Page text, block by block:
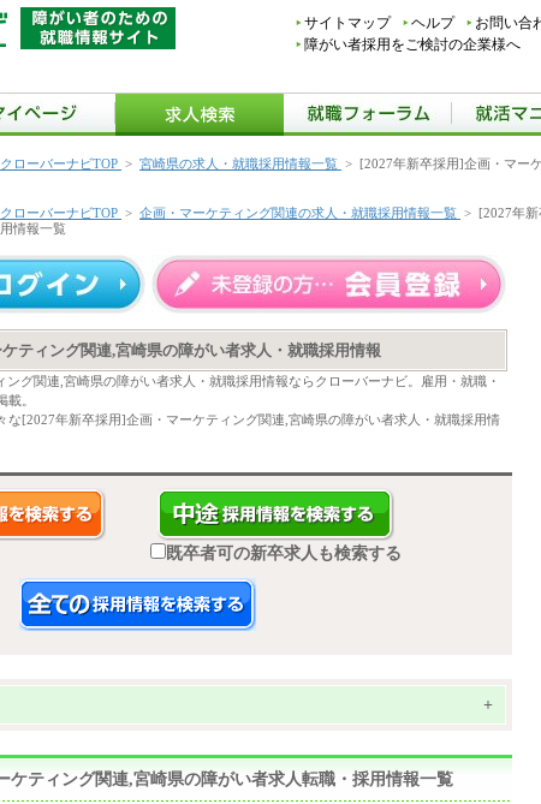
サイトマップ ヘルプ お問い合
障がい者採用をご検討の企業様へ
ローバーナビTOP > 宮崎県の求人・就職採用情報一覧 > [2027年新卒採用]企画・マー
ローバーナビTOP > 企画・マーケティング関連の求人・就職採用情報一覧 > [2027年
情報一覧
ティング関連,宮崎県の障がい者求人・就職採用情報
グ関連,宮崎県の障がい者求人・就職採用情報ならクローバーナビ。雇用・就職・
。
な[2027年新卒採用]企画・マーケティング関連,宮崎県の障がい者求人・就職採用情
既卒者可の新卒求人も検索する
+
ケティング関連,宮崎県の障がい者求人転職・採用情報一覧